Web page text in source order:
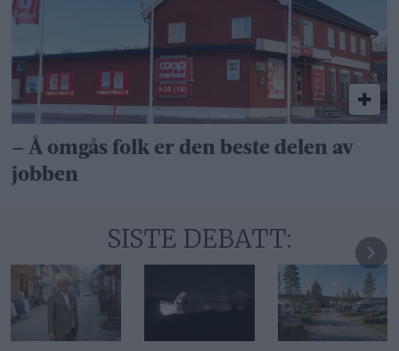
– Å omgås folk er den beste delen av
jobben
SISTE DEBATT: